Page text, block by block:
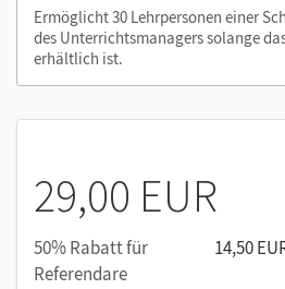
GeoGebra-Applets zum
Arbeitsblätter zu
Um den Einsatz im Unterricht zu
die Kopiervorlagen aus den
Nutzen Sie den
Ermöglicht 30 Lehrpersonen einer
des Unterrichtsmanagers solange
erhältlich ist.
29,00 EUR
50% Rabatt für
Referendare
14,50